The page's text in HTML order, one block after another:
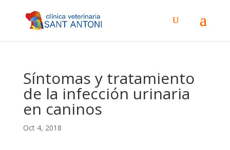
Síntomas y tratamiento
de la infección urinaria
en caninos
Oct 4, 2018